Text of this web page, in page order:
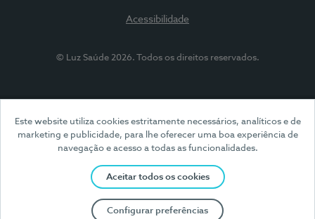
Este website utiliza cookies estritamente necessários, analíticos e de
marketing e publicidade, para lhe oferecer uma boa experiência de
navegação e acesso a todas as funcionalidades.
Aceitar todos os cookies
Configurar preferências
Acessibilidade
© Luz Saúde 2026. Todos os direitos reservados.